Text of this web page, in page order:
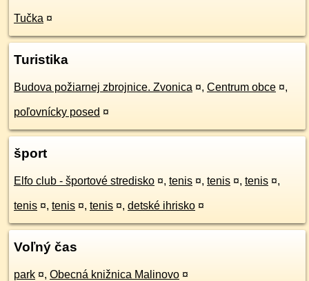
Tučka ¤
Turistika
Budova požiarnej zbrojnice. Zvonica ¤, Centrum obce ¤,
poľovnícky posed ¤
šport
Elfo club - športové stredisko ¤, tenis ¤, tenis ¤, tenis ¤,
tenis ¤, tenis ¤, tenis ¤, detské ihrisko ¤
Voľný čas
park ¤, Obecná knižnica Malinovo ¤